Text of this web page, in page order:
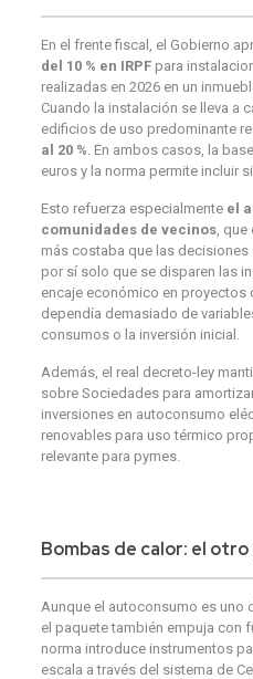
En el frente fiscal, el Gobierno
del 10 % en IRPFpara
realizadas en 2026 en un
Cuando la instalación se lleva a
edificios de uso predominante
al 20 % . En ambos casos, la
euros y la norma permite incluir
Esto refuerza especialmente el
comunidades de vecinos, que
más costaba que las decisiones
por sí solo que se disparen las
encaje económico en proyectos
dependía demasiado de
consumos o la inversión inicial.
Además, el real decreto-ley
sobre Sociedades para
inversiones en autoconsumo
renovables para uso térmico
relevante para pymes.
Bombas de calor: el
Aunque el autoconsumo es uno
el paquete también empuja con
norma introduce instrumentos
escala a través del sistema de